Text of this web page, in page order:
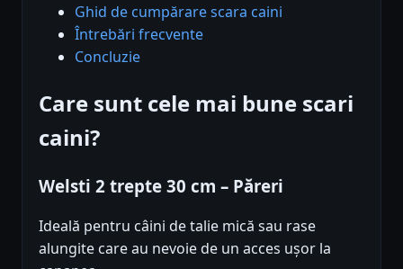
Ghid de cumpărare scara caini
Întrebări frecvente
Concluzie
Care sunt cele mai bune scari
caini?
Welsti 2 trepte 30 cm – Păreri
Ideală pentru câini de talie mică sau rase
alungite care au nevoie de un acces ușor la